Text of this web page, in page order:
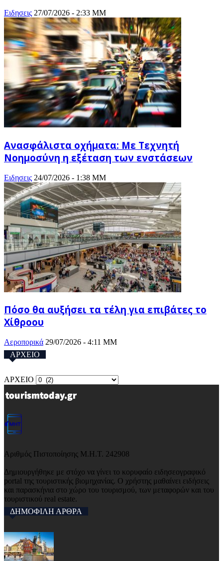
Ειδησεις 27/07/2026 - 2:33 ΜΜ
Ανασφάλιστα οχήματα: Με Τεχνητή
Νοημοσύνη η εξέταση των ενστάσεων
Ειδησεις 24/07/2026 - 1:38 ΜΜ
Πόσο θα αυξήσει τα τέλη για επιβάτες το
Χίθροου
Αεροπορικά 29/07/2026 - 4:11 ΜΜ
ΑΡΧΕΙΟ
ΑΡΧΕΙΟ
Αριθμός Πιστοποίησης Μ.Η.Τ. 242908
Δημιουργήθηκε με στόχο να γίνει το κορυφαίο ειδησεογραφικό
portal της τουριστικής βιομηχανίας. Ο χρήστης μαθαίνει ειδήσεις
και παρασκήνια στο χώρο του τουρισμού, των μεταφορών και του
τουριστικού real estate.
ΔΗΜΟΦΙΛΗ ΑΡΘΡΑ